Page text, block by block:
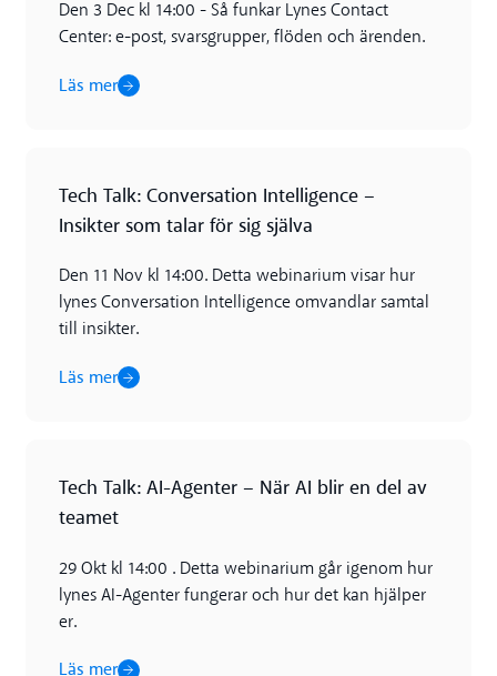
Den 3 Dec kl 14:00 - Så funkar Lynes Contact
Center: e-post, svarsgrupper, flöden och ärenden.
Läs mer
Tech Talk: Conversation Intelligence –
Insikter som talar för sig själva
Den 11 Nov kl 14:00. Detta webinarium visar hur
lynes Conversation Intelligence omvandlar samtal
till insikter.
Läs mer
Tech Talk: AI-Agenter – När AI blir en del av
teamet
29 Okt kl 14:00 . Detta webinarium går igenom hur
lynes AI-Agenter fungerar och hur det kan hjälper
er.
Läs mer